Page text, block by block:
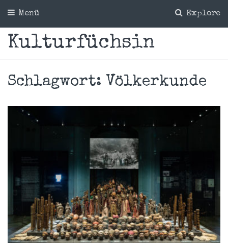
Explore
Menü
Kulturfüchsin
Schlagwort: Völkerkunde